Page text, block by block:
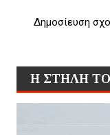
Δημοσίευση
Η ΣΤΗΛΗ